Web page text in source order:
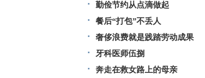
勤俭节约从点滴做起
餐后“打包”不丢人
奢侈浪费就是践踏劳动成果
牙科医师伍捌
奔走在救女路上的母亲